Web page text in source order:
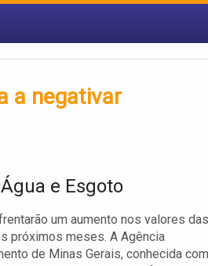
a negativar
e Esgoto
um aumento nos valores das
próximos meses. A Agência
de Minas Gerais, conhecida